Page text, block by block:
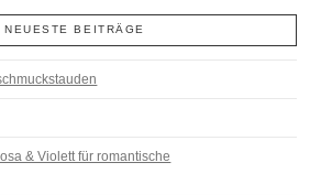
NEUESTE BEITRÄGE
& Violett für romantische